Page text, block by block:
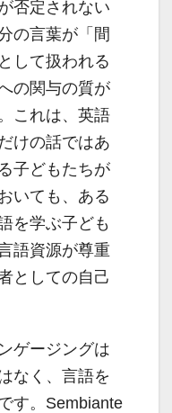
否定されない
の言葉が「間
して扱われる
の関与の質が
これは、英語
けの話ではあ
子どもたちが
いても、ある
を学ぶ子ども
語資源が尊重
としての自己
ゲージングは
なく、言語を
す。Sembiante